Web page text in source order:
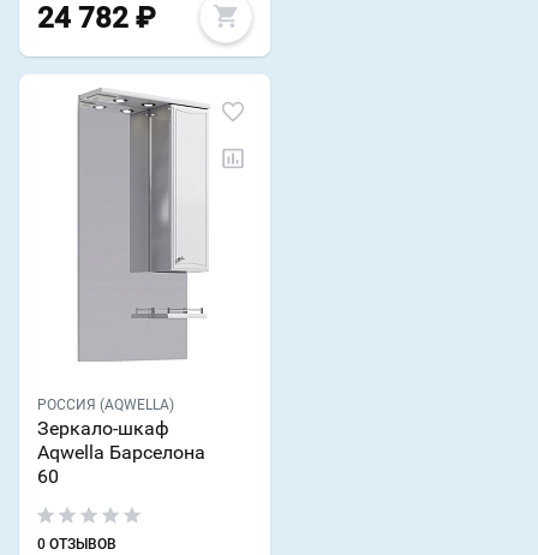
24 782 ₽
РОССИЯ (AQWELLA)
Зеркало-шкаф
Aqwella Барселона
60
0 ОТЗЫВОВ